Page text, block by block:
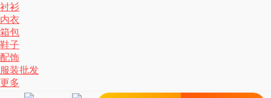
衬衫
内衣
箱包
鞋子
配饰
服装批发
更多